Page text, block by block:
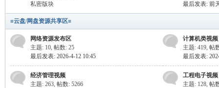
e.c
私密版块
最后发表: 前
≡云盘/网盘资源共享区≡
网络资源发布区
主题: 10, 帖数: 25
最后发表: 2026-4-12 10:45
计算机类视频
主题: 419, 帖
最后发表:
经济管理视频
主题: 263, 帖数: 5266
工程电子视频
主题: 128, 帖